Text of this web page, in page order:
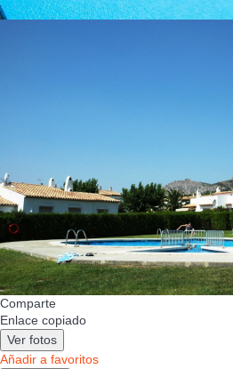
Comparte
Enlace copiado
Ver fotos
Añadir a favoritos